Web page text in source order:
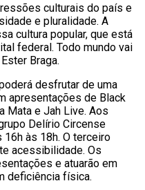
culturais do país e
e pluralidade. A
cultura popular, que está
federal. Todo mundo vai
Braga.
desfrutar de uma
apresentações de Black
Mata e Jah Live. Aos
Delírio Circense
às 18h. O terceiro
acessibilidade. Os
e atuarão em
deficiência física.